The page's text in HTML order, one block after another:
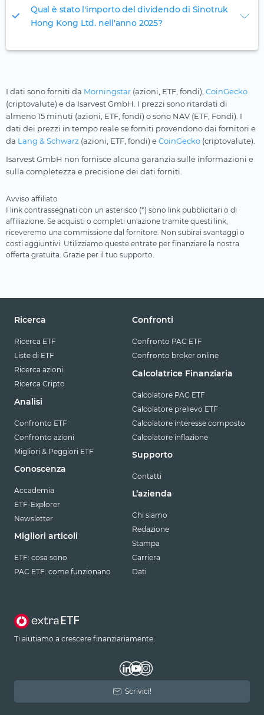
Qual è stato l'importo del dividendo di Sinotruk
Hong Kong Ltd. nell'anno 2025?
I dati sono forniti da Morningstar (azioni, ETF, fondi), CoinGecko
(criptovalute) e da Isarvest GmbH. I prezzi sono ritardati di
almeno 15 minuti (azioni, ETF, fondi) o sono NAV (ETF, Fondi). I
dati dei prezzi in tempo reale se forniti provendono dai fornitori e
da Lang & Schwarz (azioni, ETF, fondi) eCoinGecko (criptovalute).
Isarvest GmbH non fornisce alcuna garanzia sulle informazioni e
sulla completezza e precisione dei dati forniti.
Avviso affiliato
I link contrassegnati con un asterisco (*) sono link pubblicitari o di
affiliazione. Se acquisti o completi un'azione tramite questi link,
riceveremo una commissione dal fornitore. Non subirai svantaggi o
costi aggiuntivi. Utilizziamo queste entrate per finanziare la nostra
offerta gratuita. Grazie per il tuo supporto.
Ricerca
Ricerca ETF
Liste di ETF
Ricerca azioni
Ricerca Cripto
Analisi
Confronto ETF
Confronto azioni
Migliori & Peggiori ETF
Conoscenza
Accademia
ETF-Explorer
Newsletter
Migliori articoli
ETF: cosa sono
PAC ETF: come funzionano
Confronti
Confronto PAC ETF
Confronto broker online
Calcolatrice Finanziaria
Calcolatore PAC ETF
Calcolatore prelievo ETF
Calcolatore interesse composto
Calcolatore inflazione
Supporto
Contatti
L’azienda
Chi siamo
Redazione
Stampa
Carriera
Dati
Ti aiutiamo a crescere finanziariamente.
Scrivici!